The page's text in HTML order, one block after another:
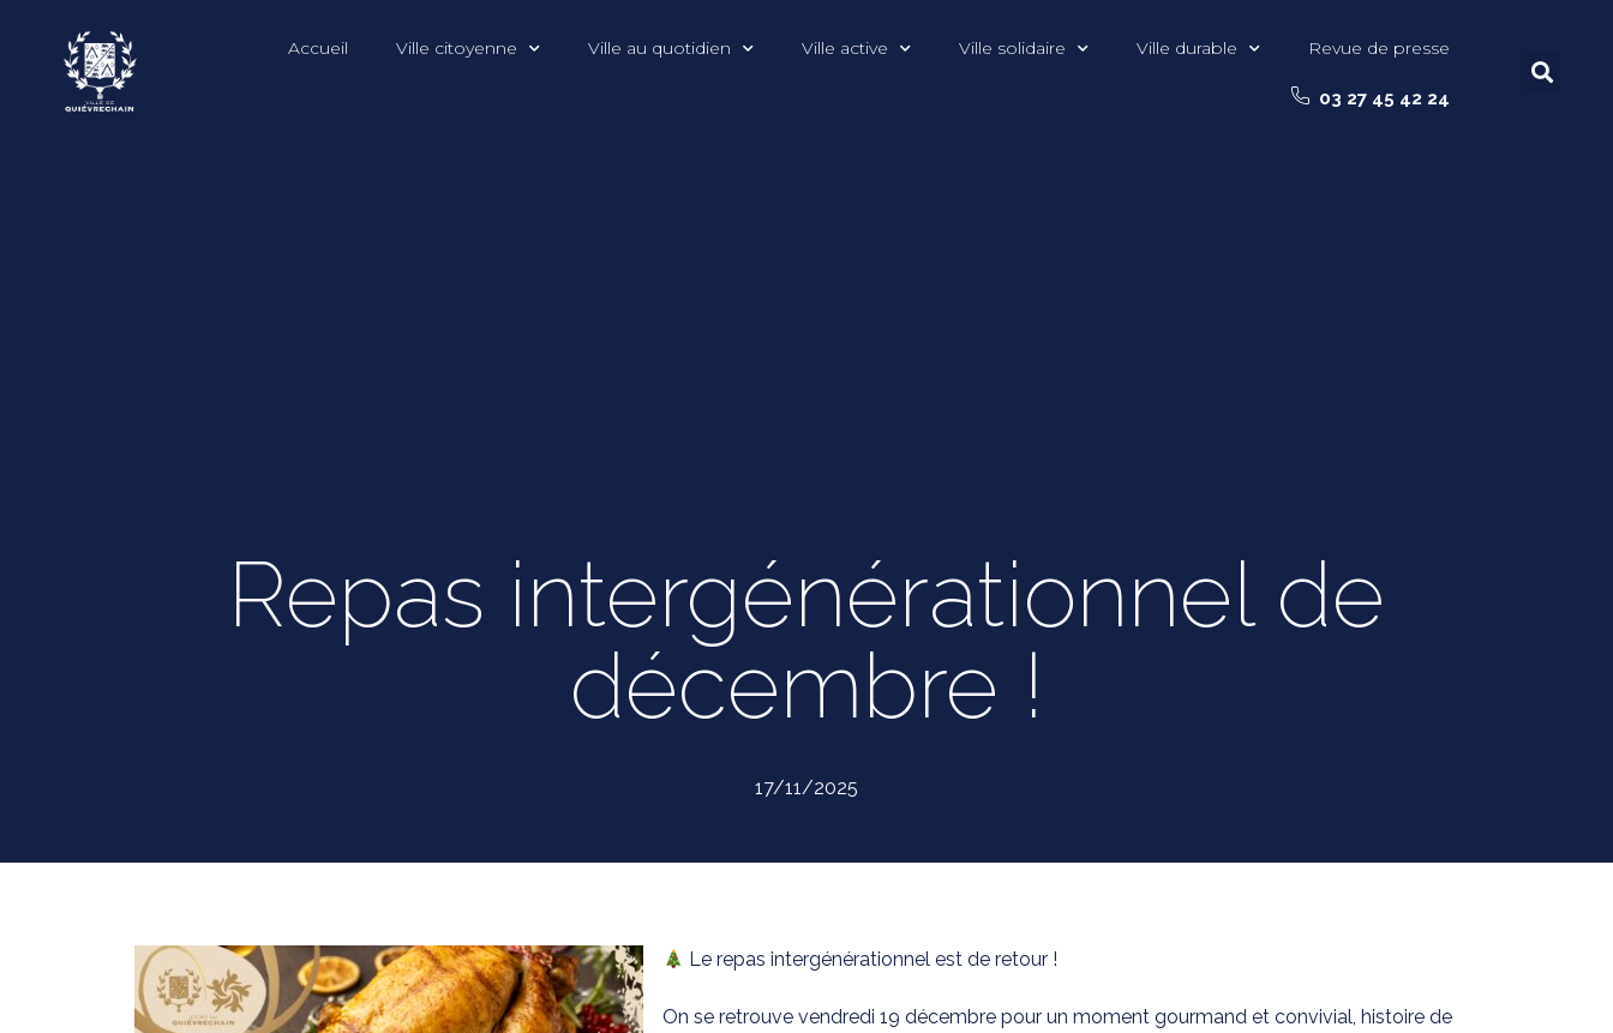
Accueil Ville citoyenne Ville au quotidien Ville active Ville solidaire Ville durable Revue de presse
03 27 45 42 24
Repas intergénérationnel de
décembre !
17/11/2025
Le repas intergénérationnel est de retour !
On se retrouve vendredi 19 décembre pour un moment gourmand et convivial, histoire de